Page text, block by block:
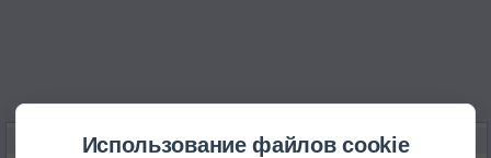
НОВОЕ О ПОГОДЕ
Использование файлов cookie